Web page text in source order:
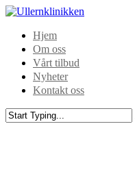
Hjem
Om oss
Vårt tilbud
Nyheter
Kontakt oss